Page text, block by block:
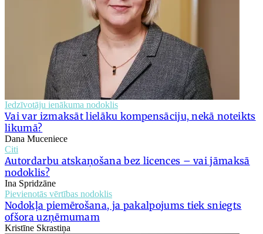
Iedzīvotāju ienākuma nodoklis
Vai var izmaksāt lielāku kompensāciju, nekā noteikts
likumā?
Dana Muceniece
Citi
Autordarbu atskaņošana bez licences – vai jāmaksā
nodoklis?
Ina Spridzāne
Pievienotās vērtības nodoklis
Nodokļa piemērošana, ja pakalpojums tiek sniegts
ofšora uzņēmumam
Kristīne Skrastiņa